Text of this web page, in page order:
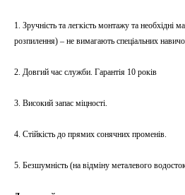
1. Зручність та легкість монтажу та необхідні
розпилення) – не вимагають спеціальних
2. Довгий час служби. Гарантія 10 років
3. Високий запас міцності.
4. Стійкість до прямих сонячних променів.
5. Безшумність (на відміну металевого